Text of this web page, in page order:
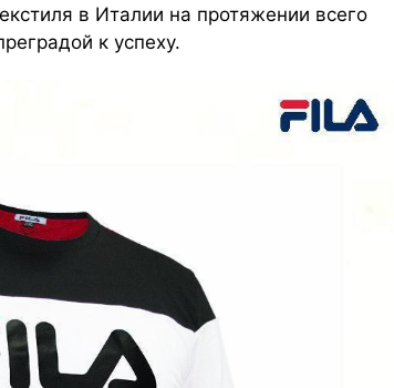
в Италии на протяжении всего
к успеху.